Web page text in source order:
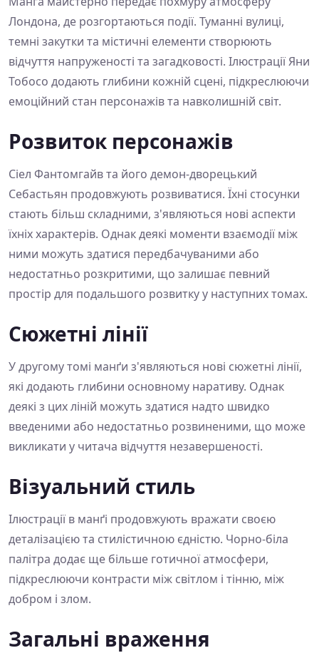
Лондона, де розгортаються події. Туманні вулиці,
темні закутки та містичні елементи створюють
відчуття напруженості та загадковості. Ілюстрації Яни
Тобосо додають глибини кожній сцені, підкреслюючи
емоційний стан персонажів та навколишній світ.
Розвиток персонажів
Сіел Фантомгайв та його демон-дворецький
Себастьян продовжують розвиватися. Їхні стосунки
стають більш складними, з'являються нові аспекти
їхніх характерів. Однак деякі моменти взаємодії між
ними можуть здатися передбачуваними або
недостатньо розкритими, що залишає певний
простір для подальшого розвитку у наступних томах.
Сюжетні лінії
У другому томі манґи з'являються нові сюжетні лінії,
які додають глибини основному наративу. Однак
деякі з цих ліній можуть здатися надто швидко
введеними або недостатньо розвиненими, що може
викликати у читача відчуття незавершеності.
Візуальний стиль
Ілюстрації в манґі продовжують вражати своєю
деталізацією та стилістичною єдністю. Чорно-біла
палітра додає ще більше готичної атмосфери,
підкреслюючи контрасти між світлом і тінню, між
добром і злом.
Загальні враження